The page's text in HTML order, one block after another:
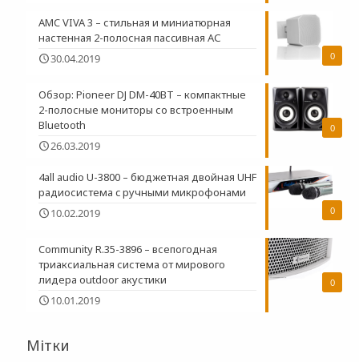
0
AMC VIVA 3 – стильная и миниатюрная
настенная 2-полосная пасcивная АС
30.04.2019
0
Обзор: Pioneer DJ DM-40BT – компактные
2-полосные мониторы со встроенным
Bluetooth
26.03.2019
0
4all audio U-3800 – бюджетная двойная UHF
радиосистема c ручными микрофонами
10.02.2019
0
Community R.35-3896 – всепогодная
триаксиальная система от мирового
лидера outdoor акустики
10.01.2019
Мітки